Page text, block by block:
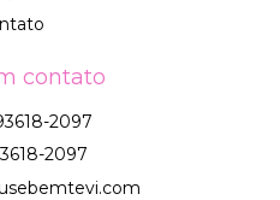
contato
2097
2097